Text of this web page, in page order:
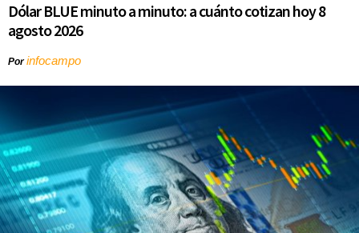
Dólar BLUE minuto a minuto: a cuánto cotizan hoy 8
agosto 2026
Porinfocampo